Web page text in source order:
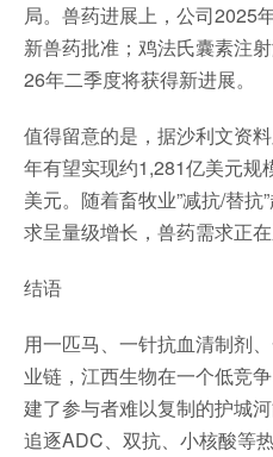
局。兽药进展上，公司2025
新兽药批准；鸡法氏囊素注
26年二季度将获得新进展。
值得留意的是，据沙利文资
年有望实现约1,281亿美元规
美元。随着畜牧业”减抗/替
求呈量级增长，兽药需求正在
结语
用一匹马、一针抗血清制剂
业链，江西生物在一个低竞
建了参与者难以复制的护城
追逐ADC、双抗、小核酸等